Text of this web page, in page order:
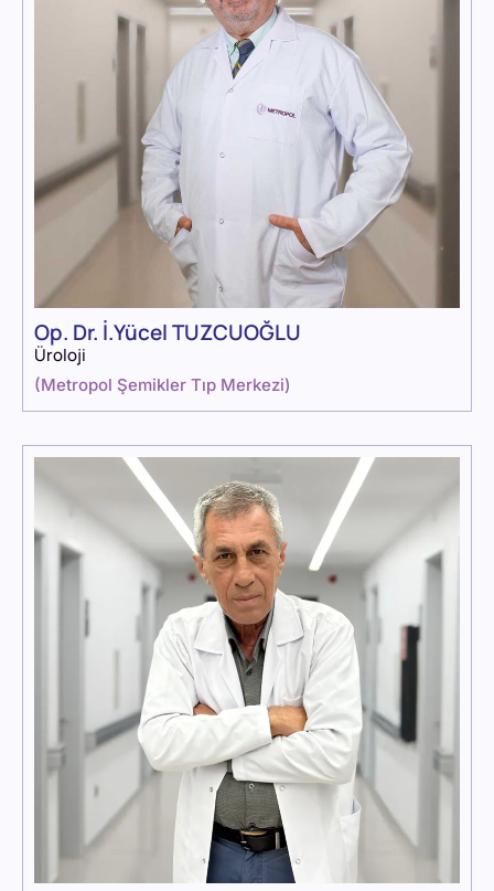
Op. Dr. İ.Yücel TUZCUOĞLU
Üroloji
(Metropol Şemikler Tıp Merkezi)